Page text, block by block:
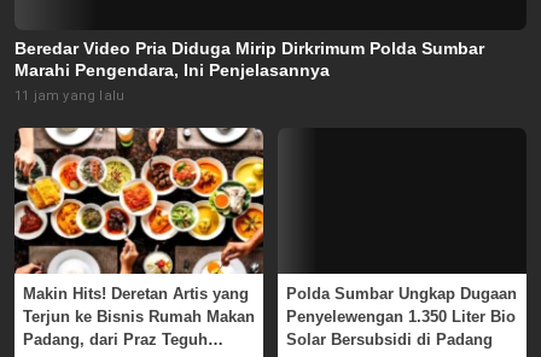
Beredar Video Pria Diduga Mirip Dirkrimum Polda Sumbar
Marahi Pengendara, Ini Penjelasannya
11 jam yang lalu
Makin Hits! Deretan Artis yang
Terjun ke Bisnis Rumah Makan
Padang, dari Praz Teguh
Polda Sumbar Ungkap Dugaan
Penyelewengan 1.350 Liter Bio
Solar Bersubsidi di Padang